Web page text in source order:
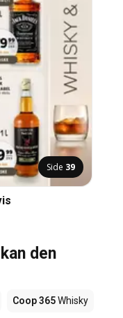
Side 39
den
Coop 365Whisky